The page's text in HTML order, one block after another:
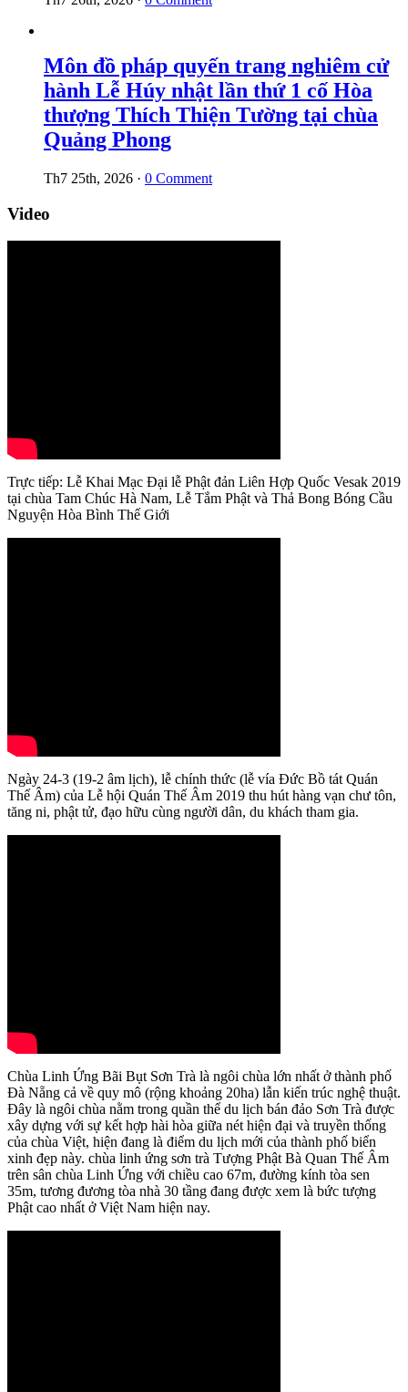
Môn đồ pháp quyến trang nghiêm cử
hành Lễ Húy nhật lần thứ 1 cố Hòa
thượng Thích Thiện Tường tại chùa
Quảng Phong
Th7 25th, 2026 · 0 Comment
Video
Trực tiếp: Lễ Khai Mạc Đại lễ Phật đản Liên Hợp Quốc Vesak 2019
tại chùa Tam Chúc Hà Nam, Lễ Tắm Phật và Thả Bong Bóng Cầu
Nguyện Hòa Bình Thế Giới
Ngày 24-3 (19-2 âm lịch), lễ chính thức (lễ vía Đức Bồ tát Quán
Thế Âm) của Lễ hội Quán Thế Âm 2019 thu hút hàng vạn chư tôn,
tăng ni, phật tử, đạo hữu cùng người dân, du khách tham gia.
Chùa Linh Ứng Bãi Bụt Sơn Trà là ngôi chùa lớn nhất ở thành phố
Đà Nẵng cả về quy mô (rộng khoảng 20ha) lẫn kiến trúc nghệ thuật.
Đây là ngôi chùa nằm trong quần thể du lịch bán đảo Sơn Trà được
xây dựng với sự kết hợp hài hòa giữa nét hiện đại và truyền thống
của chùa Việt, hiện đang là điểm du lịch mới của thành phố biển
xinh đẹp này. chùa linh ứng sơn trà Tượng Phật Bà Quan Thế Âm
trên sân chùa Linh Ứng với chiều cao 67m, đường kính tòa sen
35m, tương đương tòa nhà 30 tầng đang được xem là bức tượng
Phật cao nhất ở Việt Nam hiện nay.